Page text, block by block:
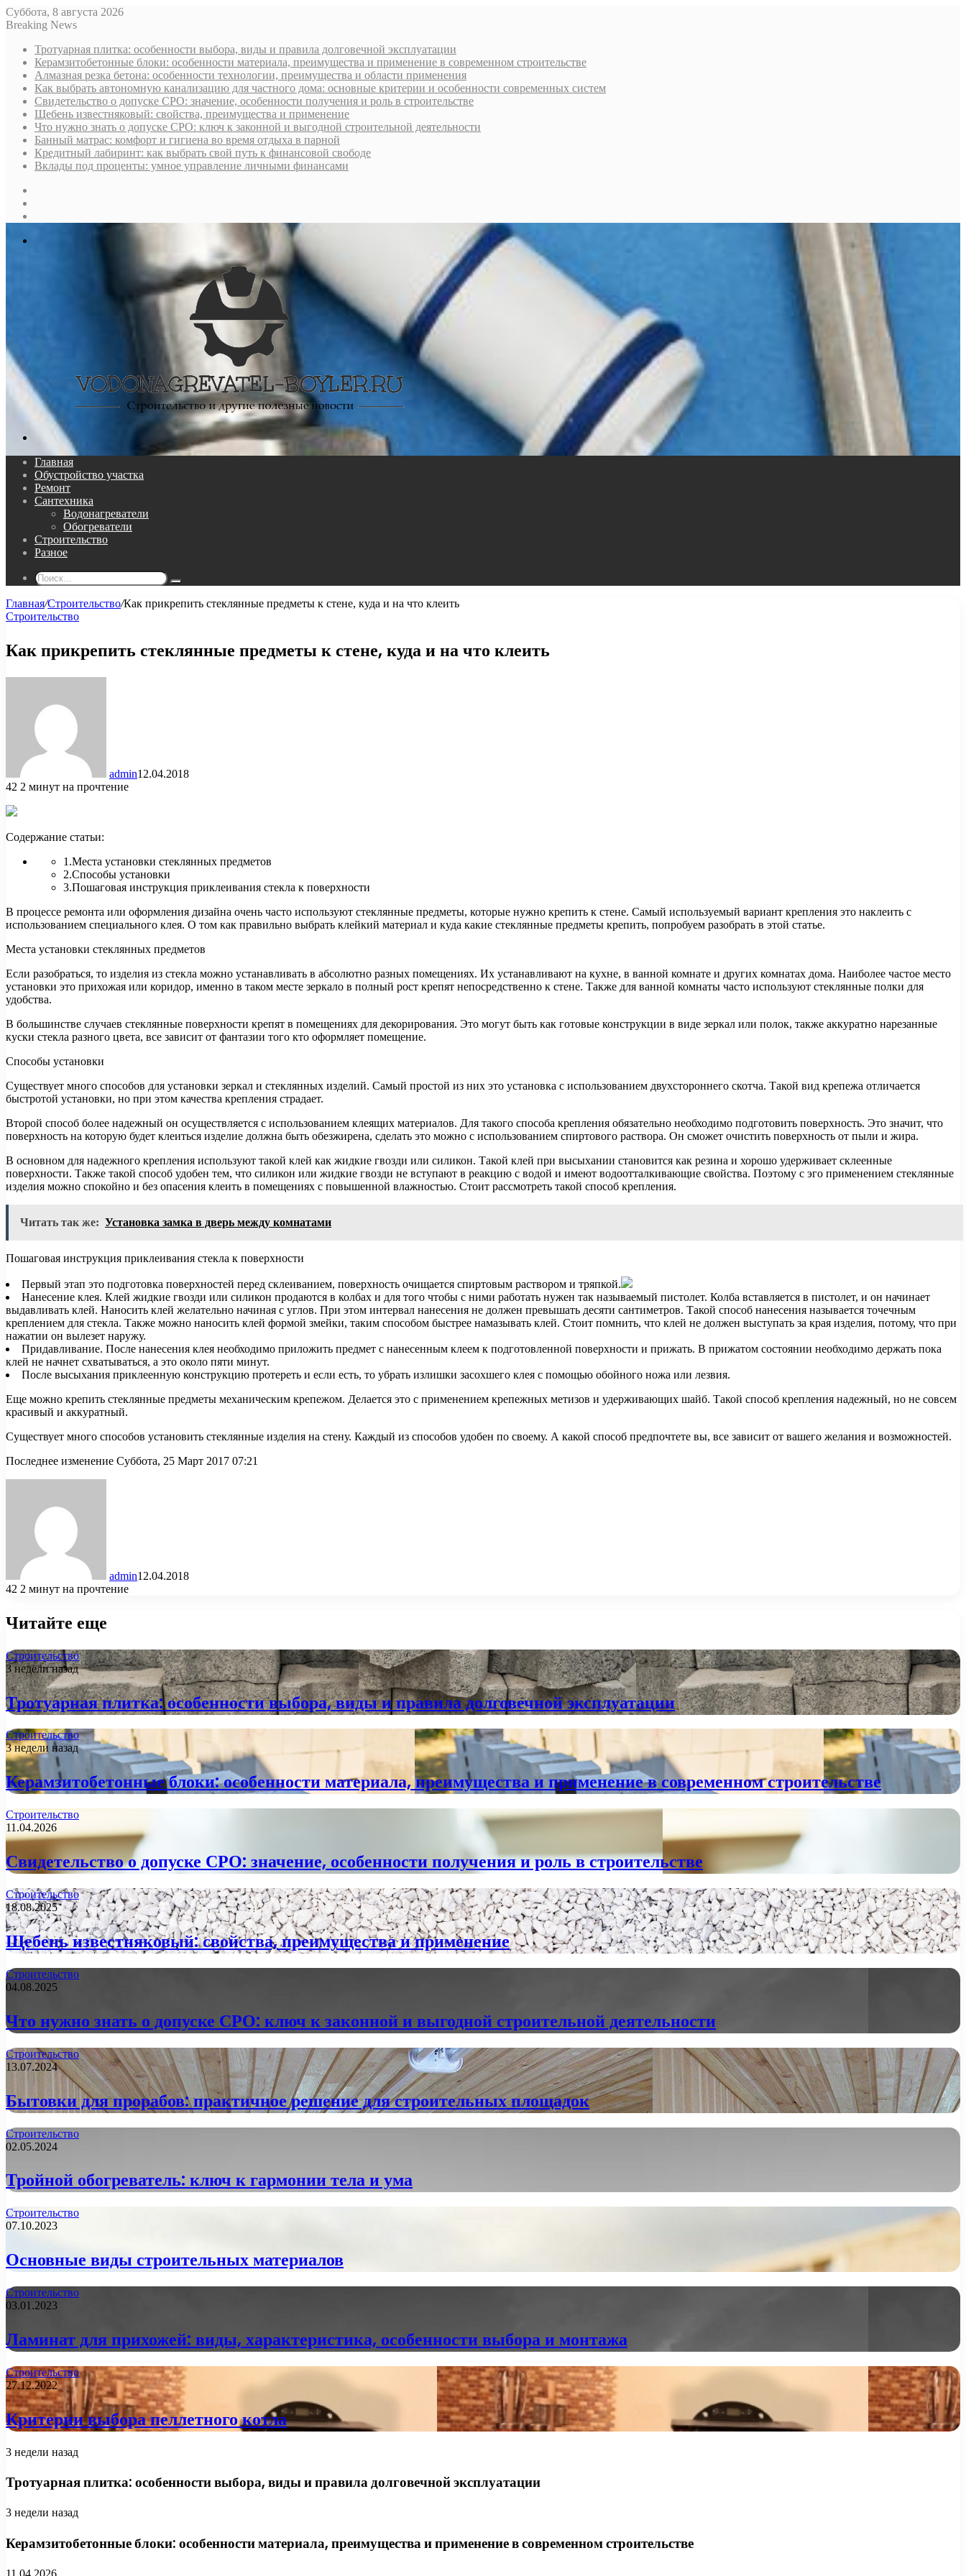
Суббота, 8 августа 2026
Breaking News
Тротуарная плитка: особенности выбора, виды и правила долговечной эксплуатации
Керамзитобетонные блоки: особенности материала, преимущества и применение в современном строительстве
Алмазная резка бетона: особенности технологии, преимущества и области применения
Как выбрать автономную канализацию для частного дома: основные критерии и особенности современных систем
Свидетельство о допуске СРО: значение, особенности получения и роль в строительстве
Щебень известняковый: свойства, преимущества и применение
Что нужно знать о допуске СРО: ключ к законной и выгодной строительной деятельности
Банный матрас: комфорт и гигиена во время отдыха в парной
Кредитный лабиринт: как выбрать свой путь к финансовой свободе
Вклады под проценты: умное управление личными финансами
Поиск...
Главная
Обустройство участка
Ремонт
Сантехника
Водонагреватели
Обогреватели
Строительство
Разное
Поиск...
Главная/Строительство/Как прикрепить стеклянные предметы к стене, куда и на что клеить
Строительство
Как прикрепить стеклянные предметы к стене, куда и на что клеить
admin12.04.2018
42 2 минут на прочтение
Содержание статьи:
1.Места установки стеклянных предметов
2.Способы установки
3.Пошаговая инструкция приклеивания стекла к поверхности
В процессе ремонта или оформления дизайна очень часто используют стеклянные предметы, которые нужно крепить к стене. Самый используемый вариант крепления это наклеить с
использованием специального клея. О том как правильно выбрать клейкий материал и куда какие стеклянные предметы крепить, попробуем разобрать в этой статье.
Места установки стеклянных предметов
Если разобраться, то изделия из стекла можно устанавливать в абсолютно разных помещениях. Их устанавливают на кухне, в ванной комнате и других комнатах дома. Наиболее частое место
установки это прихожая или коридор, именно в таком месте зеркало в полный рост крепят непосредственно к стене. Также для ванной комнаты часто используют стеклянные полки для
удобства.
В большинстве случаев стеклянные поверхности крепят в помещениях для декорирования. Это могут быть как готовые конструкции в виде зеркал или полок, также аккуратно нарезанные
куски стекла разного цвета, все зависит от фантазии того кто оформляет помещение.
Способы установки
Существует много способов для установки зеркал и стеклянных изделий. Самый простой из них это установка с использованием двухстороннего скотча. Такой вид крепежа отличается
быстротой установки, но при этом качества крепления страдает.
Второй способ более надежный он осуществляется с использованием клеящих материалов. Для такого способа крепления обязательно необходимо подготовить поверхность. Это значит, что
поверхность на которую будет клеиться изделие должна быть обезжирена, сделать это можно с использованием спиртового раствора. Он сможет очистить поверхность от пыли и жира.
В основном для надежного крепления используют такой клей как жидкие гвозди или силикон. Такой клей при высыхании становится как резина и хорошо удерживает склеенные
поверхности. Также такой способ удобен тем, что силикон или жидкие гвозди не вступают в реакцию с водой и имеют водоотталкивающие свойства. Поэтому с эго применением стеклянные
изделия можно спокойно и без опасения клеить в помещениях с повышенной влажностью. Стоит рассмотреть такой способ крепления.
Читать так же: Установка замка в дверь между комнатами
Пошаговая инструкция приклеивания стекла к поверхности
Первый этап это подготовка поверхностей перед склеиванием, поверхность очищается спиртовым раствором и тряпкой.
Нанесение клея. Клей жидкие гвозди или силикон продаются в колбах и для того чтобы с ними работать нужен так называемый пистолет. Колба вставляется в пистолет, и он начинает
выдавливать клей. Наносить клей желательно начиная с углов. При этом интервал нанесения не должен превышать десяти сантиметров. Такой способ нанесения называется точечным
креплением для стекла. Также можно наносить клей формой змейки, таким способом быстрее намазывать клей. Стоит помнить, что клей не должен выступать за края изделия, потому, что при
нажатии он вылезет наружу.
Придавливание. После нанесения клея необходимо приложить предмет с нанесенным клеем к подготовленной поверхности и прижать. В прижатом состоянии необходимо держать пока
клей не начнет схватываться, а это около пяти минут.
После высыхания приклеенную конструкцию протереть и если есть, то убрать излишки засохшего клея с помощью обойного ножа или лезвия.
Еще можно крепить стеклянные предметы механическим крепежом. Делается это с применением крепежных метизов и удерживающих шайб. Такой способ крепления надежный, но не совсем
красивый и аккуратный.
Существует много способов установить стеклянные изделия на стену. Каждый из способов удобен по своему. А какой способ предпочтете вы, все зависит от вашего желания и возможностей.
Последнее изменение Суббота, 25 Март 2017 07:21
admin12.04.2018
42 2 минут на прочтение
Читайте еще
Строительство
3 недели назад
Тротуарная плитка: особенности выбора, виды и правила долговечной эксплуатации
Строительство
3 недели назад
Керамзитобетонные блоки: особенности материала, преимущества и применение в современном строительстве
Строительство
11.04.2026
Свидетельство о допуске СРО: значение, особенности получения и роль в строительстве
Строительство
18.08.2025
Щебень известняковый: свойства, преимущества и применение
Строительство
04.08.2025
Что нужно знать о допуске СРО: ключ к законной и выгодной строительной деятельности
Строительство
13.07.2024
Бытовки для прорабов: практичное решение для строительных площадок
Строительство
02.05.2024
Тройной обогреватель: ключ к гармонии тела и ума
Строительство
07.10.2023
Основные виды строительных материалов
Строительство
03.01.2023
Ламинат для прихожей: виды, характеристика, особенности выбора и монтажа
Строительство
27.12.2022
Критерии выбора пеллетного котла
3 недели назад
Тротуарная плитка: особенности выбора, виды и правила долговечной эксплуатации
3 недели назад
Керамзитобетонные блоки: особенности материала, преимущества и применение в современном строительстве
11.04.2026